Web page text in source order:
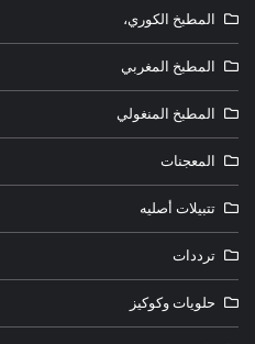
المطبخ الكوري،
المطبخ المغربي
المطبخ المنغولي
المعجنات
تتبيلات أصليه
ترددات
حلويات وكوكيز